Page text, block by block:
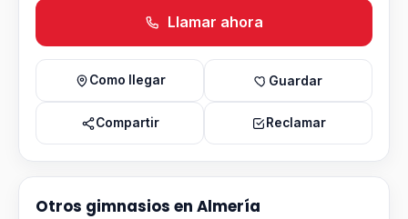
Llamar ahora
Como llegar Guardar
Compartir Reclamar
Otros gimnasios en Almería